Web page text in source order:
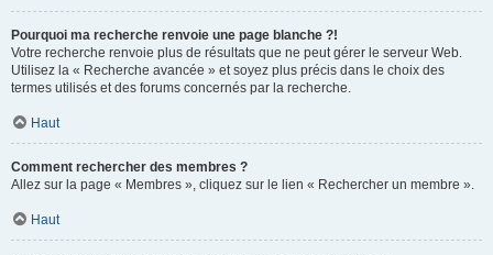
Pourquoi ma recherche renvoie une page blanche ?!
Votre recherche renvoie plus de résultats que ne peut gérer le serveur Web.
Utilisez la « Recherche avancée » et soyez plus précis dans le choix des
termes utilisés et des forums concernés par la recherche.
Haut
Comment rechercher des membres ?
Allez sur la page « Membres », cliquez sur le lien « Rechercher un membre ».
Haut